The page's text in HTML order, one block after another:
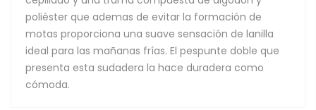
poliéster que ademas de evitar la formación de
motas proporciona una suave sensación de lanilla
ideal para las mañanas frías. El pespunte doble que
presenta esta sudadera la hace duradera como
cómoda.